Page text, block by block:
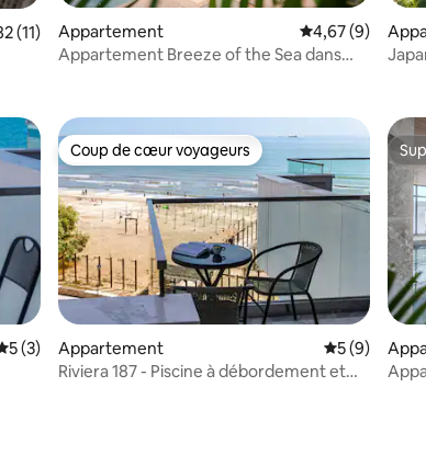
moyenne sur la base de 11 commentaires : 4,82
(11)
Appartement Évaluation
4,67 (9)
Appartement Breeze of the Sea dans
moyenne sur la base de 3 commentaires : 5
5 (3)
Coup de cœur voyageurs
Coup de cœur voyageurs
Appartement Évaluation
5 (9)
Riviera 187 - Piscine à débordement et